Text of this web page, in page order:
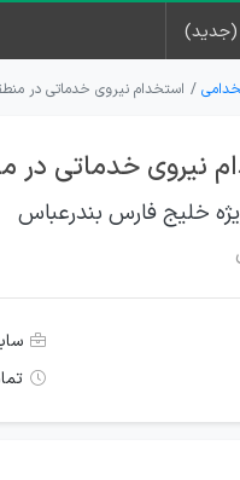
استخدام نیروی خدماتی در
نیروی خدماتی در
خلیج فارس بندرعباس